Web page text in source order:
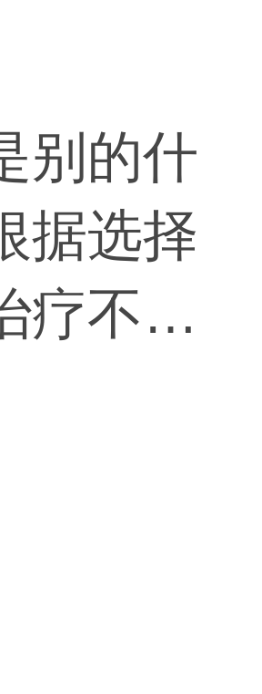
别的什
据选择
疗不会